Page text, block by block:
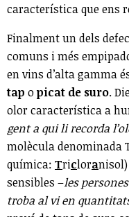
característica que ens
Finalment un dels
comuns i més
en vins d’alta gamma
tap opicat de suro.
olor característica a
gent a qui li recorda
molècula denominada
química: Triclora
sensibles –les
troba al vi en